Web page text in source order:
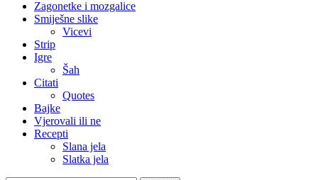
Zagonetke i mozgalice
Smiješne slike
Vicevi
Strip
Igre
Šah
Citati
Quotes
Bajke
Vjerovali ili ne
Recepti
Slana jela
Slatka jela